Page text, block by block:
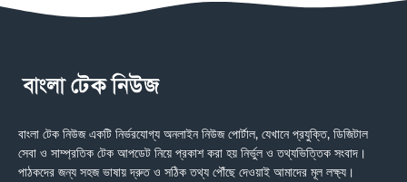
বাংলা টেক নিউজ একটি নির্ভরযোগ্য অনলাইন নিউজ পোর্টাল, যেখানে প্রযুক্তি, ডিজিটাল
সেবা ও সাম্প্রতিক টেক আপডেট নিয়ে প্রকাশ করা হয় নির্ভুল ও তথ্যভিত্তিক সংবাদ।
পাঠকদের জন্য সহজ ভাষায় দ্রুত ও সঠিক তথ্য পৌঁছে দেওয়াই আমাদের মূল লক্ষ্য।